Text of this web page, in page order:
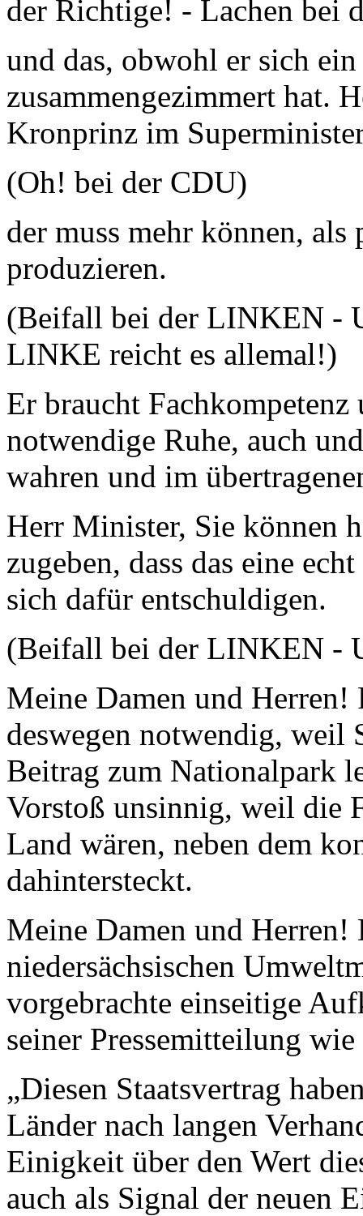
der Richtige! - Lachen bei
und das, obwohl er sich
zusammengezimmert hat.
Kronprinz im
(Oh! bei der CDU)
der muss mehr können,
produzieren.
(Beifall bei der LINKEN -
LINKE reicht es allemal!)
Er braucht
notwendige Ruhe, auch
wahren und im
Herr Minister, Sie können
zugeben, dass das eine
sich dafür entschuldigen.
(Beifall bei der LINKEN -
Meine Damen und
deswegen notwendig, weil
Beitrag zum Nationalpark
Vorstoß unsinnig, weil die
Land wären, neben dem
dahintersteckt.
Meine Damen und
niedersächsischen
vorgebrachte einseitige
seiner Pressemitteilung
„Diesen Staatsvertrag
Länder nach langen
Einigkeit über den Wert
auch als Signal der neuen